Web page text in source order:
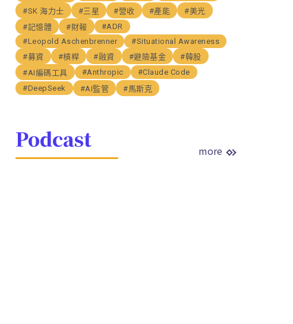
#SK 海力士
#三星 #營收 #產能
#美光
#記憶體
#財報
#ADR
#Leopold Aschenbrenner
#Situational Awareness
#募資
#槓桿 #融資 #避險基金
#韓股
#AI編碼工具
#Anthropic
#Claude Code
#DeepSeek
#AI監管 #馬斯克
Podcast more